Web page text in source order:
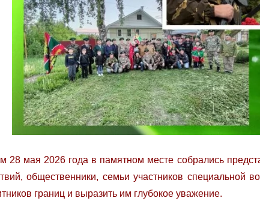
28 мая 2026 года в памятном месте собрались
общественники, семьи участников
границ и выразить им глубокое уважение.